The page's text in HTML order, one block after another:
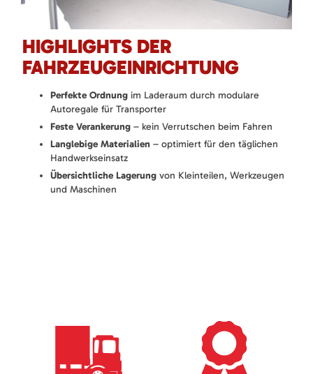
HIGHLIGHTS DER
FAHRZEUGEINRICHTUNG
Perfekte Ordnung im Laderaum durch modulare
Autoregale für Transporter
Feste Verankerung – kein Verrutschen beim Fahren
Langlebige Materialien – optimiert für den täglichen
Handwerkseinsatz
Übersichtliche Lagerung von Kleinteilen, Werkzeugen
und Maschinen